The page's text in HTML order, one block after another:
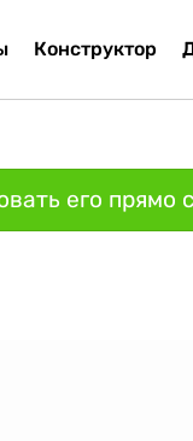
Конструктор
его прямо